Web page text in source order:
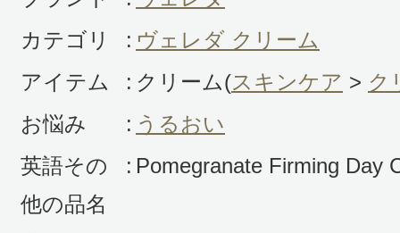
カテゴリ
: ヴェレダ クリーム
アイテム
: クリーム(スキンケア > ク
お悩み
: うるおい
英語その
他の品名
: Pomegranate Firming Day